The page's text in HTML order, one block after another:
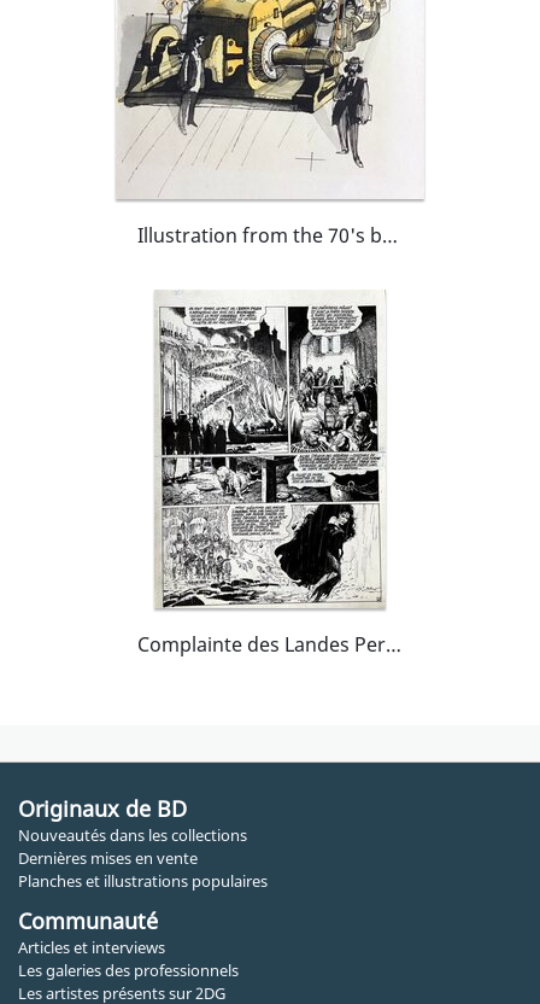
Illustration from the 70's book
Complainte des Landes Perdues 'Sioban'
Originaux de BD
Nouveautés dans les collections
Dernières mises en vente
Planches et illustrations populaires
Communauté
Articles et interviews
Les galeries des professionnels
Les artistes présents sur 2DG